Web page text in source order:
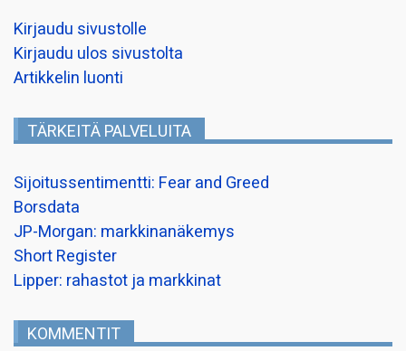
Kirjaudu sivustolle
Kirjaudu ulos sivustolta
Artikkelin luonti
TÄRKEITÄ PALVELUITA
Sijoitussentimentti: Fear and Greed
Borsdata
JP-Morgan: markkinanäkemys
Short Register
Lipper: rahastot ja markkinat
KOMMENTIT